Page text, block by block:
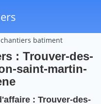
batiment
: Trouver-des-
saint-martin-
: Trouver-des-